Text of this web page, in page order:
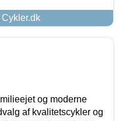
og moderne
af kvalitetscykler og